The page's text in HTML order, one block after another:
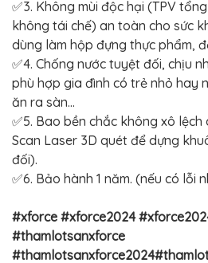
✅3. Không mùi độc hại (TPV
không tái chế) an toàn cho sức
dùng làm hộp đựng thực phẩm,
✅4. Chống nước tuyệt đối, chịu
phù hợp gia đình có trẻ nhỏ hay
ăn ra sàn...
✅5. Bao bền chắc không xô lệch
Scan Laser 3D quét để dựng
đối).
✅6. Bảo hành 1 năm. (nếu có lỗi
#xforce #xforce2024
#thamlotsanxforce